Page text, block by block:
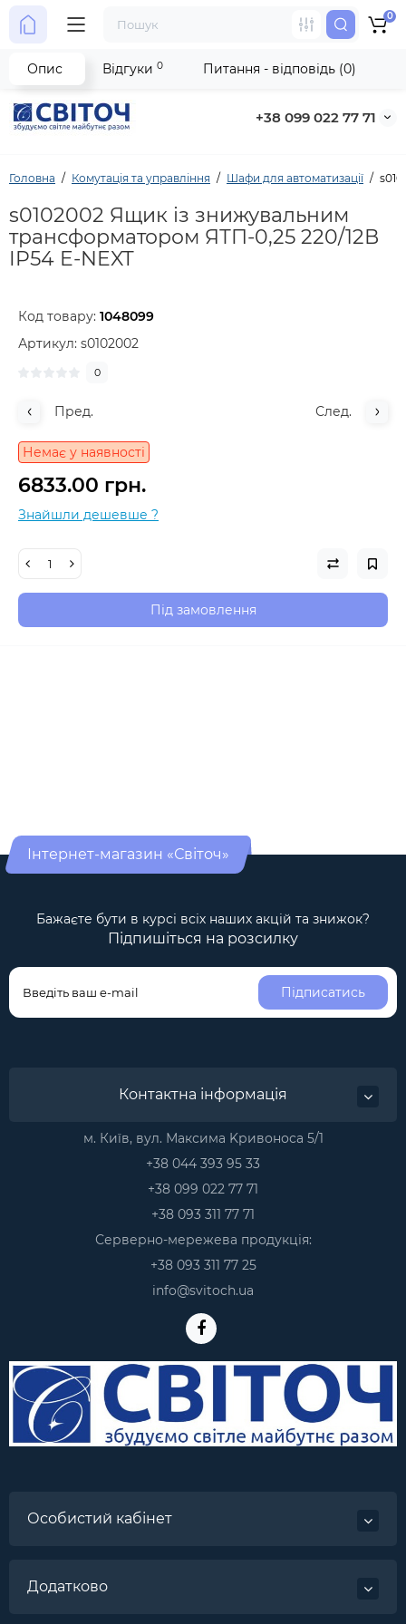
+38 099 022 77 71
0
Головна Комутація та управління Шафи для автоматизації
s0102002 Ящик із знижувальним
трансформатором ЯТП-0,25 220/12В
IP54 E-NEXT
Код товару: 1048099
Артикул: s0102002
0
Пред. След.
Немає у наявності
6833.00 грн.
Знайшли дешевше ?
Під замовлення
Опис Відгуки 0 Питання - відповідь (0)
Інтернет-магазин «Світоч»
Бажаєте бути в курсі всіх наших акцій та знижок?
Підпишіться на розсилку
Підписатись
Контактна інформація
м. Київ, вул. Максима Kривоноса 5/1
+38 044 393 95 33
+38 099 022 77 71
+38 093 311 77 71
Серверно-мережева продукція:
+38 093 311 77 25
info@svitoch.ua
Особистий кабінет
Додатково